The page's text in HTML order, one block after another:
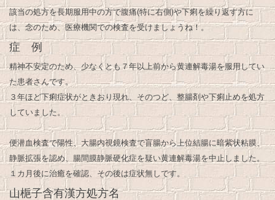
該当の処方を長期服用中の方で腹痛(特に右側)や下痢を繰り返す方に
は、念のため、医療機関での検査を受けましょうね！。
症 例
精神不安定のため、少なくとも７年以上前から黄連解毒湯を服用してい
た患者さんです。
３年ほど下痢症状がときおり現れ、そのつど、整腸剤や下痢止めを処方
していました。
便潜血検査で陽性、大腸内視鏡検査で盲腸から上位結腸に暗紫状粘膜、
静脈拡張を認め、腸間膜静脈硬化症を疑い黄連解毒湯を中止しました。
１カ月後に治癒を確認、その後は症状無しです。
山梔子含有漢方処方名